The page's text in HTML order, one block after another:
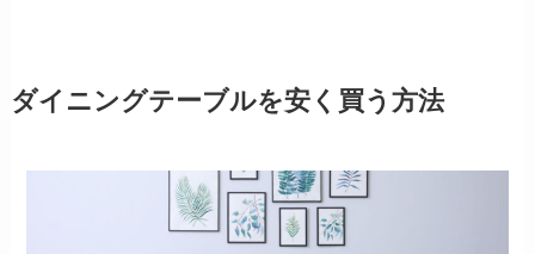
ダイニングテーブルを安く買う方法